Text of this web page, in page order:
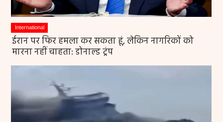
International
ईरान पर फिर हमला कर सकता हूं, लेकिन नागरिकों को
मारना नहीं चाहता: डोनाल्ड ट्रंप